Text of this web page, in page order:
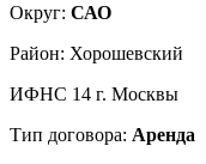
Округ: САО
Район: Хорошевский
ИФНС 14 г. Москвы
Тип договора: Аренда